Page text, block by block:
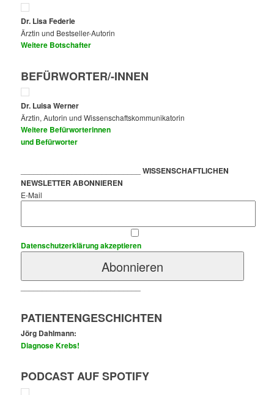
Dr. Lisa Federle
Ärztin und Bestseller-Autorin
Weitere Botschafter
BEFÜRWORTER/-INNEN
Dr. Luisa Werner
Ärztin, Autorin und Wissenschaftskommunikatorin
Weitere Befürworterinnen
und Befürworter
____________________________WISSENSCHAFTLICHEN
NEWSLETTER ABONNIEREN
E-Mail
Datenschutzerklärung akzeptieren
PATIENTENGESCHICHTEN
Jörg Dahlmann:
Diagnose Krebs!
PODCAST AUF SPOTIFY